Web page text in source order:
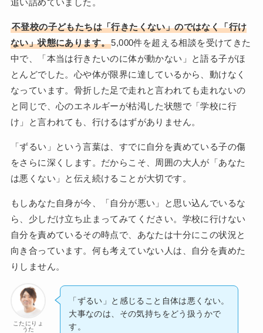
不登校の子どもたちは「行きたくない」のではなく「行け
ない」状態にあります。5,000件を超える相談を受けてきた
中で、「本当は行きたいのに体が動かない」と語る子がほ
とんどでした。心や体が限界に達しているから、動けなく
なっています。骨折した足で走れと言われても走れないの
と同じで、心のエネルギーが枯渇した状態で「学校に行
け」と言われても、行けるはずがありません。
「ずるい」という言葉は、すでに自分を責めている子の傷
をさらに深くします。だからこそ、周囲の大人が「あなた
は悪くない」と伝え続けることが大切です。
もしあなた自身が今、「自分が悪い」と思い込んでいるな
ら、少しだけ立ち止まってみてください。学校に行けない
自分を責めているその時点で、あなたは十分にこの状況と
向き合っています。何も考えていない人は、自分を責めた
りしません。
こたにりょ
うた
「ずるい」と感じること自体は悪くない。
大事なのは、その気持ちをどう扱うかで
す。